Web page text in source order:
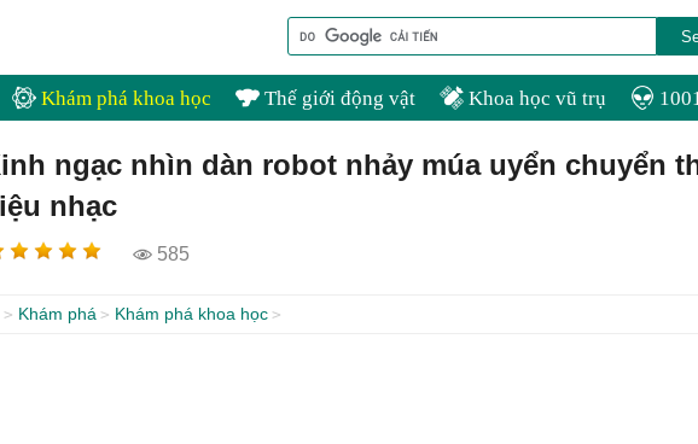
Khám phá khoa học Thế giới động vật Khoa học vũ trụ
ngạc nhìn dàn robot nhảy múa uyển chuyển
nhạc
585
Khám phá Khám phá khoa học